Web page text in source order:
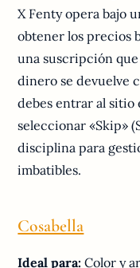
X Fenty opera bajo
obtener los precios
una suscripción
dinero se devuelve
debes entrar al sitio
seleccionar «Skip»
disciplina para
imbatibles.
Cosabella
Ideal para: Color y